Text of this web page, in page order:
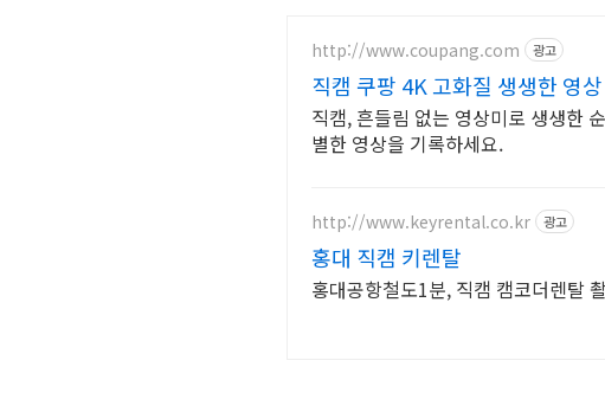
http://www.coupang.com 광고
직캠 쿠팡 4K 고화질 생생한 영상
직캠, 흔들림 없는 영상미로 생생한
별한 영상을 기록하세요.
http://www.keyrental.co.kr 광고
홍대 직캠 키렌탈
홍대공항철도1분, 직캠 캠코더렌탈